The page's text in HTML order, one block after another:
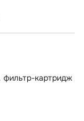
фильтр-картридж